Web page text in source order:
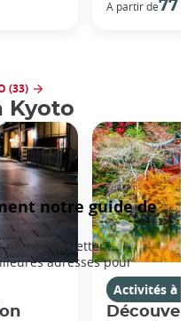
A partir de77 €
(33)
Kyoto
Activités à